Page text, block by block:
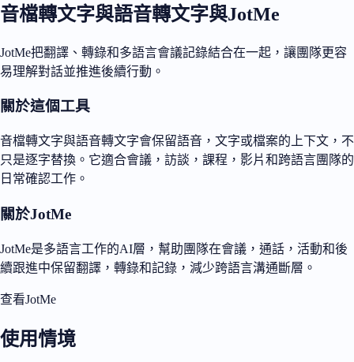
音檔轉文字與語音轉文字與JotMe
JotMe把翻譯、轉錄和多語言會議記錄結合在一起，讓團隊更容
易理解對話並推進後續行動。
關於這個工具
音檔轉文字與語音轉文字會保留語音，文字或檔案的上下文，不
只是逐字替換。它適合會議，訪談，課程，影片和跨語言團隊的
日常確認工作。
關於JotMe
JotMe是多語言工作的AI層，幫助團隊在會議，通話，活動和後
續跟進中保留翻譯，轉錄和記錄，減少跨語言溝通斷層。
查看JotMe
使用情境